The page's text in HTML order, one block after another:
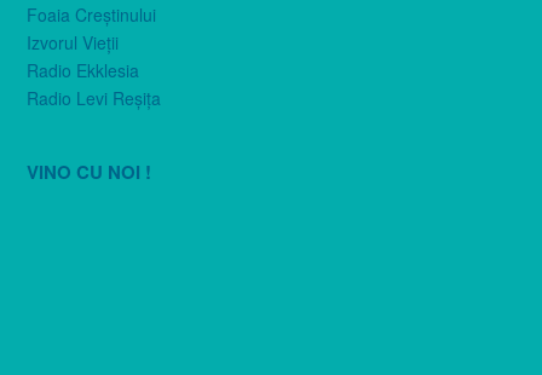
Foaia Creştinului
Izvorul Vieţii
Radio Ekklesia
Radio Levi Reşiţa
VINO CU NOI !